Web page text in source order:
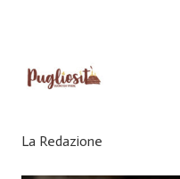
La Redazione